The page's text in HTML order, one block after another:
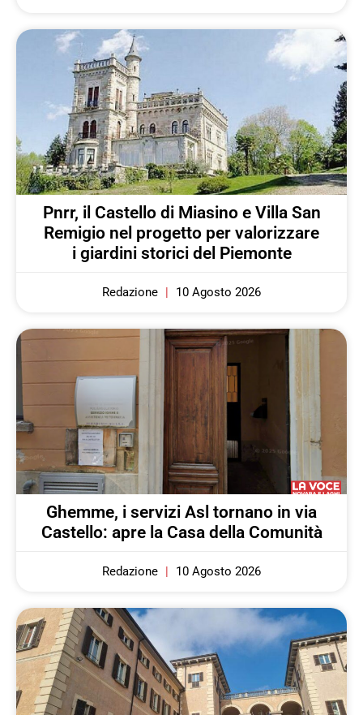
Pnrr, il Castello di Miasino e Villa San
Remigio nel progetto per valorizzare
i giardini storici del Piemonte
Redazione 10 Agosto 2026
Ghemme, i servizi Asl tornano in via
Castello: apre la Casa della Comunità
Redazione 10 Agosto 2026